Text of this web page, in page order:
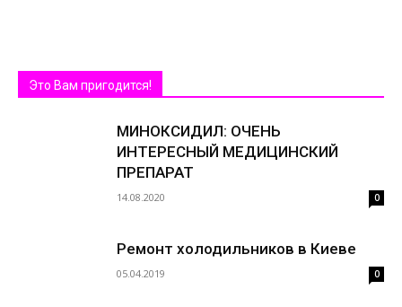
Это Вам пригодится!
МИНОКСИДИЛ: ОЧЕНЬ
ИНТЕРЕСНЫЙ МЕДИЦИНСКИЙ
ПРЕПАРАТ
14.08.2020 0
Ремонт холодильников в Киеве
05.04.2019 0